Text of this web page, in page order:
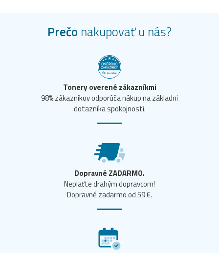
Prečo nakupovať u nás?
Tonery overené zákazníkmi
98% zákazníkov odporúča nákup na základni
dotazníka spokojnosti.
Dopravné ZADARMO.
Neplaťte drahým dopravcom!
Dopravné zadarmo od 59 €.